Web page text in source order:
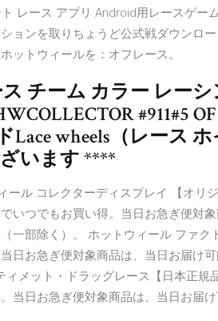
レース アプリ Android用レースゲー
ョンを取りちょうど公式戦ダウンロ
ットウィールを：オフレース。
チーム カラー レーシ
#911#5
Lace wheels（レース
います ****
ル コレクターディスプレイ 【オリ
いつでもお買い得。当日お急ぎ便対
一部除く）。 ホットウィール ファク
日お急ぎ便対象商品は、当日お届け
メット・ドラッグレース【日本正規
当日お急ぎ便対象商品は、当日お届